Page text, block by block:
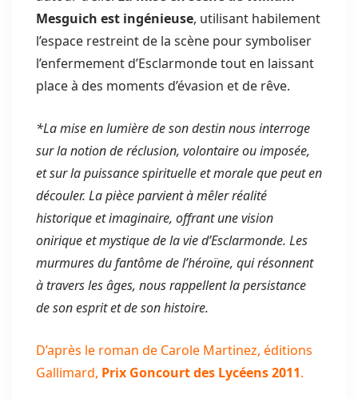
Mesguich est ingénieuse, utilisant habilement
l’espace restreint de la scène pour symboliser
l’enfermement d’Esclarmonde tout en laissant
place à des moments d’évasion et de rêve.
*La mise en lumière de son destin nous interroge
sur la notion de réclusion, volontaire ou imposée,
et sur la puissance spirituelle et morale que peut en
découler. La pièce parvient à mêler réalité
historique et imaginaire, offrant une vision
onirique et mystique de la vie d’Esclarmonde. Les
murmures du fantôme de l’héroïne, qui résonnent
à travers les âges, nous rappellent la persistance
de son esprit et de son histoire.
D’après le roman de Carole Martinez, éditions
Gallimard, Prix Goncourt des Lycéens 2011.